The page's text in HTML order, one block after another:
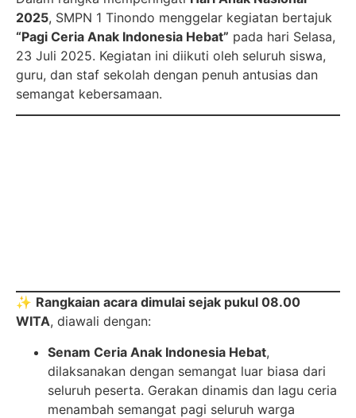
2025, SMPN 1 Tinondo menggelar kegiatan bertajuk
“Pagi Ceria Anak Indonesia Hebat” pada hari Selasa,
23 Juli 2025. Kegiatan ini diikuti oleh seluruh siswa,
guru, dan staf sekolah dengan penuh antusias dan
semangat kebersamaan.
✨ Rangkaian acara dimulai sejak pukul 08.00
WITA, diawali dengan:
Senam Ceria Anak Indonesia Hebat,
dilaksanakan dengan semangat luar biasa dari
seluruh peserta. Gerakan dinamis dan lagu ceria
menambah semangat pagi seluruh warga